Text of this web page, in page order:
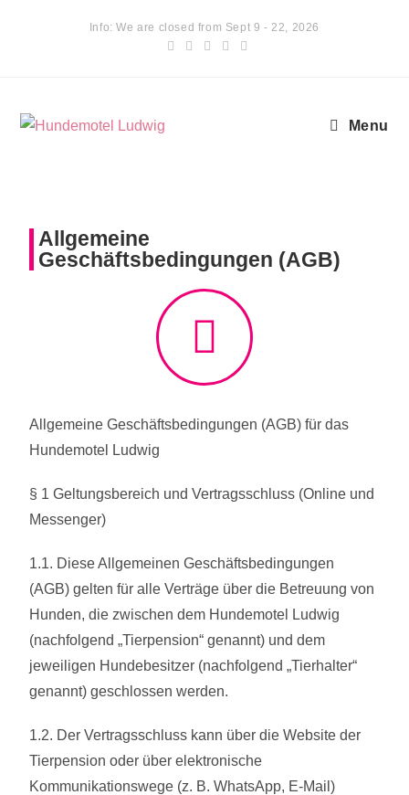
Info: We are closed from Sept 9 - 22, 2026
Menu
Allgemeine
Geschäftsbedingungen (AGB)
Allgemeine Geschäftsbedingungen (AGB) für das
Hundemotel Ludwig
§ 1 Geltungsbereich und Vertragsschluss (Online und
Messenger)
1.1. Diese Allgemeinen Geschäftsbedingungen
(AGB) gelten für alle Verträge über die Betreuung von
Hunden, die zwischen dem Hundemotel Ludwig
(nachfolgend „Tierpension“ genannt) und dem
jeweiligen Hundebesitzer (nachfolgend „Tierhalter“
genannt) geschlossen werden.
1.2. Der Vertragsschluss kann über die Website der
Tierpension oder über elektronische
Kommunikationswege (z. B. WhatsApp, E-Mail)